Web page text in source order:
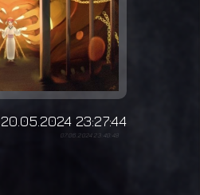
20.05.2024 23:27:44
07.06.2024 23:40:48